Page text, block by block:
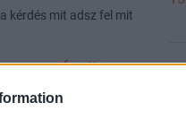
kérdés mit adsz fel mit
Válasz erre